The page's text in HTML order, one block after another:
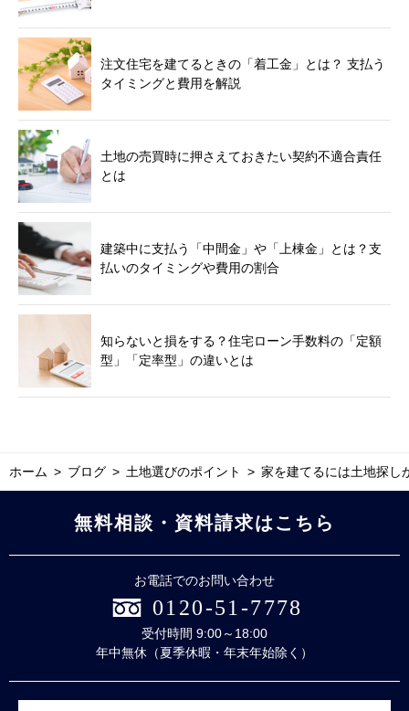
注文住宅を建てるときの「着工金」とは？ 支払う
タイミングと費用を解説
土地の売買時に押さえておきたい契約不適合責任
とは
建築中に支払う「中間金」や「上棟金」とは？支
払いのタイミングや費用の割合
知らないと損をする？住宅ローン手数料の「定額
型」「定率型」の違いとは
ホーム ブログ 土地選びのポイント 家を建てるには土地探し
無料相談・資料請求はこちら
お電話でのお問い合わせ
0120-51-7778
受付時間 9:00～18:00
年中無休（夏季休暇・年末年始除く）